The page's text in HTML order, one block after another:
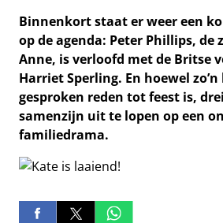
Binnenkort staat er weer een
op de agenda: Peter Phillips, de
Anne, is verloofd met de Britse
Harriet Sperling. En hoewel
gesproken reden tot feest is,
samenzijn uit te lopen op een
familiedrama.